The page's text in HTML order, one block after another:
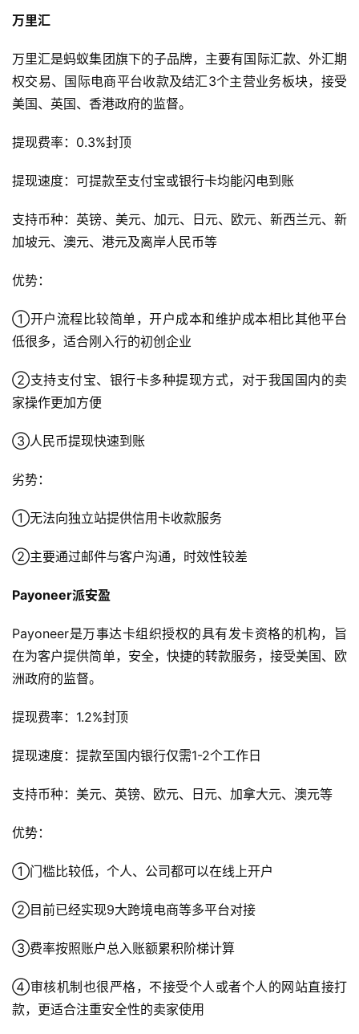
首
页
万里汇
万里汇是蚂蚁集团旗下的子品牌，主要有国际汇款、外汇期
权交易、国际电商平台收款及结汇3个主营业务板块，接受
美国、英国、香港政府的监督。
提现费率：0.3%封顶
提现速度：可提款至支付宝或银行卡均能闪电到账
支持币种：英镑、美元、加元、日元、欧元、新西兰元、新
加坡元、澳元、港元及离岸人民币等
优势：
①开户流程比较简单，开户成本和维护成本相比其他平台
低很多，适合刚入行的初创企业
②支持支付宝、银行卡多种提现方式，对于我国国内的卖
家操作更加方便
③人民币提现快速到账
劣势：
①无法向独立站提供信用卡收款服务
②主要通过邮件与客户沟通，时效性较差
Payoneer派安盈
Payoneer是万事达卡组织授权的具有发卡资格的机构，旨
在为客户提供简单，安全，快捷的转款服务，接受美国、欧
洲政府的监督。
提现费率：1.2%封顶
提现速度：提款至国内银行仅需1-2个工作日
支持币种：美元、英镑、欧元、日元、加拿大元、澳元等
优势：
①门槛比较低，个人、公司都可以在线上开户
②目前已经实现9大跨境电商等多平台对接
③费率按照账户总入账额累积阶梯计算
④审核机制也很严格，不接受个人或者个人的网站直接打
款，更适合注重安全性的卖家使用